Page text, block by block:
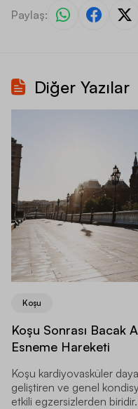
Paylaş:
Diğer Yazılar
Koşu
Koşu Sonrası Bacak
Esneme Hareketi
Koşu kardiyovasküler
geliştiren ve genel
etkili egzersizlerden